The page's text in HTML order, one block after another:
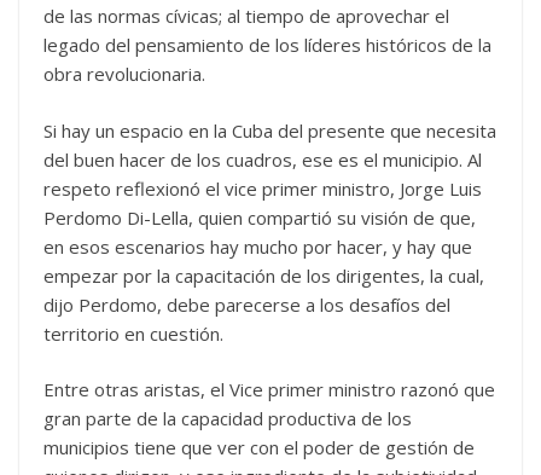
de las normas cívicas; al tiempo de aprovechar el
legado del pensamiento de los líderes históricos de la
obra revolucionaria.
Si hay un espacio en la Cuba del presente que necesita
del buen hacer de los cuadros, ese es el municipio. Al
respeto reflexionó el vice primer ministro, Jorge Luis
Perdomo Di-Lella, quien compartió su visión de que,
en esos escenarios hay mucho por hacer, y hay que
empezar por la capacitación de los dirigentes, la cual,
dijo Perdomo, debe parecerse a los desafíos del
territorio en cuestión.
Entre otras aristas, el Vice primer ministro razonó que
gran parte de la capacidad productiva de los
municipios tiene que ver con el poder de gestión de